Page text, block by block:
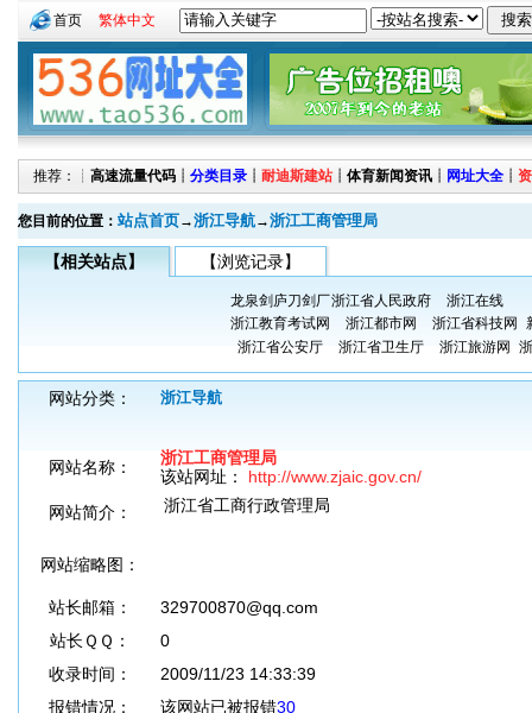
首页 繁体中文
推荐：┊ 高速流量代码 ┊ 分类目录 ┊ 耐迪斯建站 ┊ 体育新闻资讯 ┊ 网址大全 ┊
您目前的位置： 站点首页→浙江导航→浙江工商管理局
【相关站点】 【浏览记录】
龙泉剑庐刀剑厂浙江省人民政府
浙江在线
浙江教育考试网
浙江都市网 浙江省科技网
浙江省公安厅
浙江省卫生厅 浙江旅游网
网站分类： 浙江导航
网站名称：
浙江工商管理局
该站网址： http://www.zjaic.gov.cn/
网站简介：
浙江省工商行政管理局
网站缩略图：
站长邮箱：
329700870@qq.com
站长ＱＱ：
0
收录时间：
2009/11/23 14:33:39
报错情况：
该网站已被报错30